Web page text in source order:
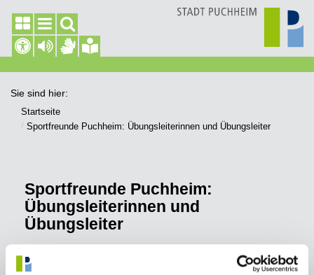
Sie sind hier:
Startseite
Sportfreunde Puchheim: Übungsleiterinnen und Übungsleiter
Sportfreunde Puchheim:
Übungsleiterinnen und
Übungsleiter
Wir suchen: